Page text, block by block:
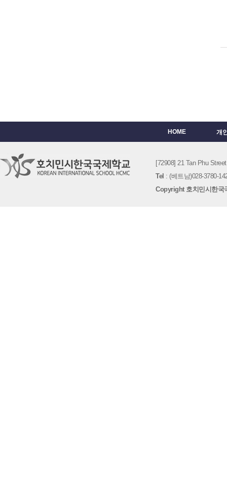
HOME 개
[72908] 21 Tan Phu
Tel : (베트남)028-3780-
Copyright 호치민시한국